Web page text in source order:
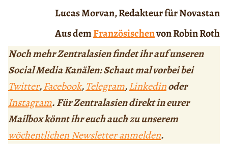
Lucas Morvan, Redakteur für Novastan
Aus demFranzösischenvon Robin Roth
Noch mehr Zentralasien findet ihr auf unseren
Social Media Kanälen: Schaut mal vorbei bei
Twitter,Facebook,Telegram,Linkedinoder
Instagram. Für Zentralasien direkt in eurer
Mailbox könnt ihr euch auch zu unserem
wöchentlichen Newsletter anmelden.